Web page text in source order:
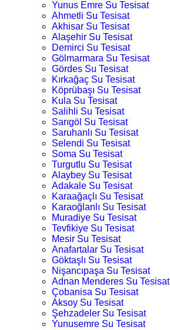
Yunus Emre Su Tesisat
Ahmetli Su Tesisat
Akhisar Su Tesisat
Alaşehir Su Tesisat
Demirci Su Tesisat
Gölmarmara Su Tesisat
Gördes Su Tesisat
Kırkağaç Su Tesisat
Köprübaşı Su Tesisat
Kula Su Tesisat
Salihli Su Tesisat
Sarıgöl Su Tesisat
Saruhanlı Su Tesisat
Selendi Su Tesisat
Soma Su Tesisat
Turgutlu Su Tesisat
Alaybey Su Tesisat
Adakale Su Tesisat
Karaağaçlı Su Tesisat
Karaoğlanlı Su Tesisat
Muradiye Su Tesisat
Tevfikiye Su Tesisat
Mesir Su Tesisat
Anafartalar Su Tesisat
Göktaşlı Su Tesisat
Nişancıpaşa Su Tesisat
Adnan Menderes Su Tesisat
Çobanisa Su Tesisat
Aksoy Su Tesisat
Şehzadeler Su Tesisat
Yunusemre Su Tesisat